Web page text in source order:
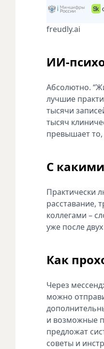
freudly.ai
ИИ-
Абсолютно.
лучшие
тысячи
тысяч
превышает то,
С
Практически
расставание,
коллегами –
уже после
Как
Через
можно
и возможные
предложат
советы и